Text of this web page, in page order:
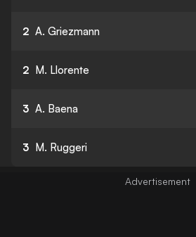
2 A. Griezmann
2 M. Llorente
3 A. Baena
3 M. Ruggeri